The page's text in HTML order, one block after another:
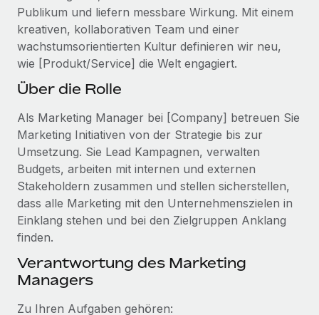
Frag unsere Expert:innen
Hilfe von Expert:innen für globale HR & Compliance
Background-Checks
Einfacheres Bewerber:innen-Screening
Compliance Watchtower
Lückenlose Compliance
Geräteverwaltung
Globale Bereitstellung und Verfolgung von IT-
Geräten
Gründung von Niederlassungen
Niederlassungen
Remote Build
Beratung zu Integrationen und KI-Automatisierung
FALLSTUDIEN
Remote um 120 % vergrößert
Weaviate auf einen Blick Weaviate entwickelt KI-basierte
Open-Source-Infrastrukturen. Das...
Mehr erfahren
Strategische Partnerschaft zwischen
Management und Payroll
Reverse Tech auf einen Blick Das Gesundheits- und
Wellness-Startup Reverse Tech hat das globale...
Insights Center
Hol dir Unterstützung
Alle Ressourcen anzeigen
BLOG
Globale Payroll
EOR und PEO
Contractor Management
Den Blog erkunden
Publikum und liefern messbare Wirkung. Mit einem
kreativen, kollaborativen Team und einer
wachstumsorientierten Kultur definieren wir neu,
wie [Produkt/Service] die Welt engagiert.
Über die Rolle
Als Marketing Manager bei [Company] betreuen Sie
Marketing Initiativen von der Strategie bis zur
Umsetzung. Sie Lead Kampagnen, verwalten
Budgets, arbeiten mit internen und externen
Stakeholdern zusammen und stellen sicherstellen,
dass alle Marketing mit den Unternehmenszielen in
Einklang stehen und bei den Zielgruppen Anklang
finden.
Verantwortung des Marketing
Managers
Zu Ihren Aufgaben gehören: